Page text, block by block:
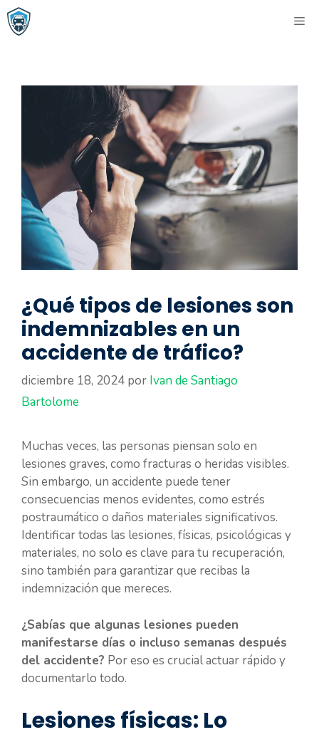
Saltar
al
¿Qué tipos de lesiones son
indemnizables en un
accidente de tráfico?
diciembre 18, 2024 por Ivan de Santiago
Bartolome
Muchas veces, las personas piensan solo en
lesiones graves, como fracturas o heridas visibles.
Sin embargo, un accidente puede tener
consecuencias menos evidentes, como estrés
postraumático o daños materiales significativos.
Identificar todas las lesiones, físicas, psicológicas y
materiales, no solo es clave para tu recuperación,
sino también para garantizar que recibas la
indemnización que mereces.
¿Sabías que algunas lesiones pueden
manifestarse días o incluso semanas después
del accidente? Por eso es crucial actuar rápido y
documentarlo todo.
Lesiones físicas: Lo